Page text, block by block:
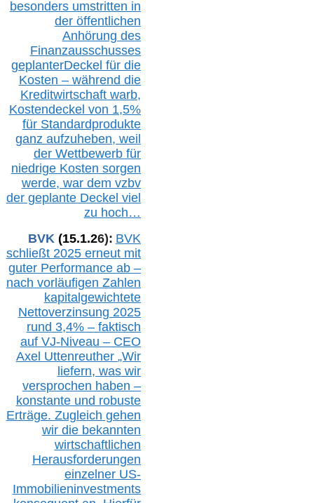
besonders umstritten in
der öffentlichen
Anhörung des
Finanzausschusses
geplanterDeckel für die
Kosten – während die
Kreditwirtschaft warb,
Kostendeckel von 1,5%
für Standardprodukte
ganz aufzuheben, weil
der Wettbewerb für
niedrige Kosten sorgen
werde, war dem vzbv
der geplante Deckel viel
zu hoch…
BVK (15.1.26): BVK
schließt 2025 erneut mit
guter Performance ab –
nach vorläufigen Zahlen
kapitalgewichtete
Nettoverzinsung 2025
rund 3,4% – faktisch
auf VJ-Niveau – CEO
Axel Uttenreuther „Wir
liefern, was wir
versprochen haben –
konstante und robuste
Erträge. Zugleich gehen
wir die bekannten
wirtschaftlichen
Herausforderungen
einzelner US-
Immobilieninvestments